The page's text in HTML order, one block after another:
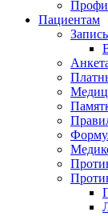
Пациентам